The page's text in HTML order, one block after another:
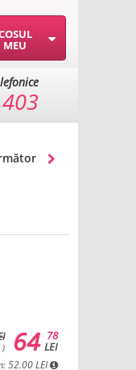
MEU
)
78
LEI
64
52.00 LEI